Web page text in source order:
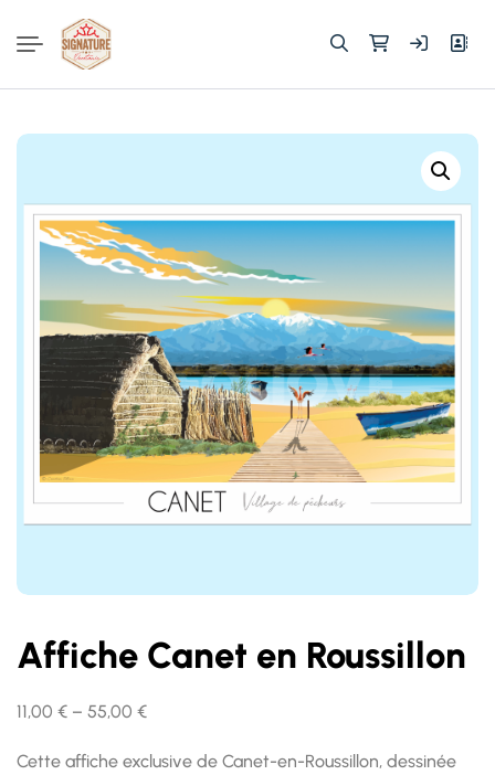
Rechercher :
Affiche Canet en Roussillon
11,00 € – 55,00 €
Cette affiche exclusive de Canet-en-Roussillon, dessinée